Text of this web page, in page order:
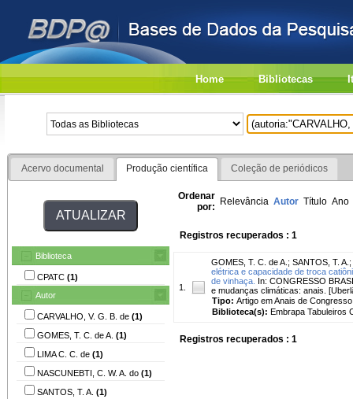
Home Bibliotecas
Acervo documental Produção científica Coleção de periódicos
Biblioteca
CPATC (1)
Autor
CARVALHO, V. G. B. de (1)
GOMES, T. C. de A. (1)
LIMA C. C. de (1)
NASCUNEBTI, C. W. A. do (1)
SANTOS, T. A. (1)
Ordenar
por: Relevância Autor Título Ano
Registros recuperados : 1
1.
GOMES, T. C. de A. ; SANTOS, T. A. ;
elétrica e capacidade de troca
de vinhaça. In: CONGRESSO
e mudanças climáticas: anais.
Tipo: Artigo em Anais de Congresso
Biblioteca(s): Embrapa Tabuleiros
Registros recuperados : 1